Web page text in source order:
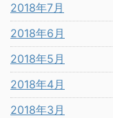
2018年7月
2018年6月
2018年5月
2018年4月
2018年3月